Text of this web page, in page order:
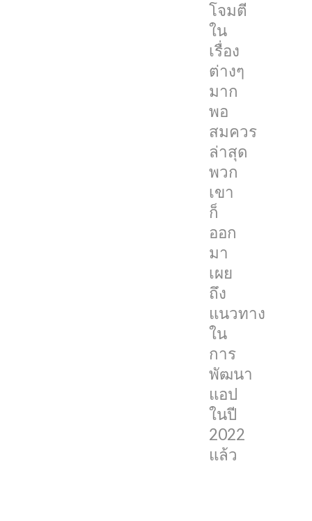
โจมตี
ใน
เรื่อง
ต่างๆ
มาก
พอ
สมควร
ล่าสุด
พวก
เขา
ก็
ออก
มา
เผย
ถึง
แนวทาง
ใน
การ
พัฒนา
แอป
ในปี
2022
แล้ว
2022
แล้ว
โดย
Mosseri
เผย
ว่า
ในปี
2022
Instagram
จะ
โฟกัส
ไป
ที่
วีดีโอ
มาก
ขึ้น
ซึ่ง
นั่น
หมายความ
ว่า
น่า
จะ